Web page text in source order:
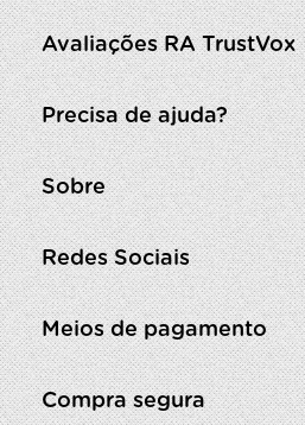
Avaliações RA TrustVox
Precisa de ajuda?
Sobre
Redes Sociais
Meios de pagamento
Compra segura